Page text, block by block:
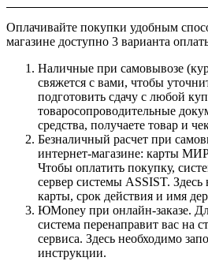
Оплачивайте покупки удобным
магазине доступно 3 варианта
Наличные при самовывозе
свяжется с вами, чтобы
подготовить сдачу с любой
товаросопроводительные
средства, получаете товар и
Безналичный расчет при
интернет-магазине: карты
Чтобы оплатить покупку,
сервер системы ASSIST.
карты, срок действия и имя
ЮMoney при онлайн-заказе.
система перенаправит вас на
сервиса. Здесь необходимо
инструкции.